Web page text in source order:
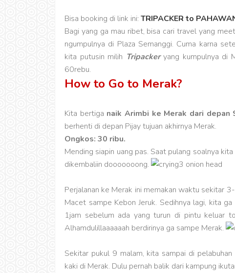
Bisa booking di link ini: TRIPACKER to
Bagi yang ga mau ribet, bisa cari travel yang
ngumpulnya di Plaza Semanggi. Cuma karna
kita putusin milih Tripackeryang kumpulnya di
60rebu.
How to Go to Merak?
Kita bertiga naik Arimbi ke Merak dari depan
berhenti di depan Pijay tujuan akhirnya Merak.
Ongkos: 30 ribu.
Mending siapin uang pas. Saat pulang soalnya
dikembaliin dooooooong.
Perjalanan ke Merak ini memakan waktu sekitar
Macet sampe Kebon Jeruk. Sedihnya lagi, kita
1jam sebelum ada yang turun di pintu keluar
Alhamdulillaaaaaah berdirinya ga sampe Merak.
Sekitar pukul 9 malam, kita sampai di
kaki di Merak. Dulu pernah balik dari kampung